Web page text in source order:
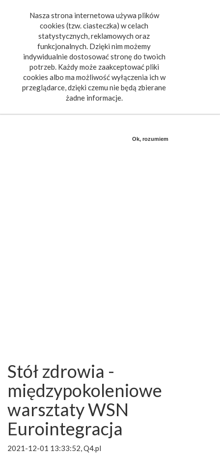
Nasza strona internetowa używa plików
cookies (tzw. ciasteczka) w celach
statystycznych, reklamowych oraz
funkcjonalnych. Dzięki nim możemy
indywidualnie dostosować stronę do twoich
potrzeb. Każdy może zaakceptować pliki
cookies albo ma możliwość wyłączenia ich w
przeglądarce, dzięki czemu nie będą zbierane
żadne informacje.
Ok, rozumiem
Stół zdrowia -
międzypokoleniowe
warsztaty WSN
Eurointegracja
2021-12-01 13:33:52, Q4.pl